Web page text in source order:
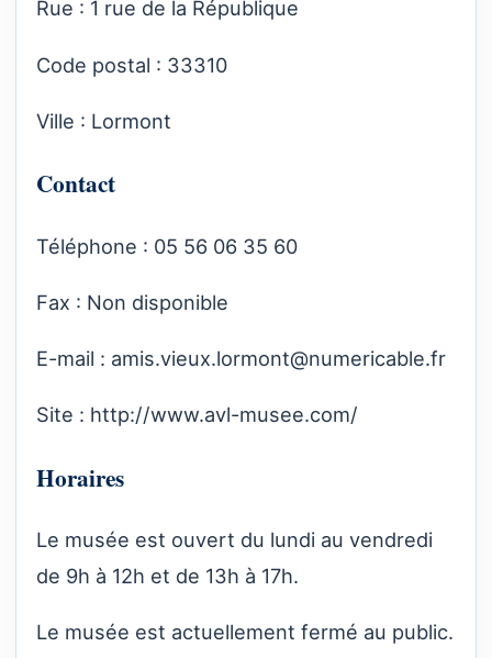
Rue : 1 rue de la République
Code postal : 33310
Ville : Lormont
Contact
Téléphone : 05 56 06 35 60
Fax : Non disponible
E-mail : amis.vieux.lormont@numericable.fr
Site : http://www.avl-musee.com/
Horaires
Le musée est ouvert du lundi au vendredi
de 9h à 12h et de 13h à 17h.
Le musée est actuellement fermé au public.